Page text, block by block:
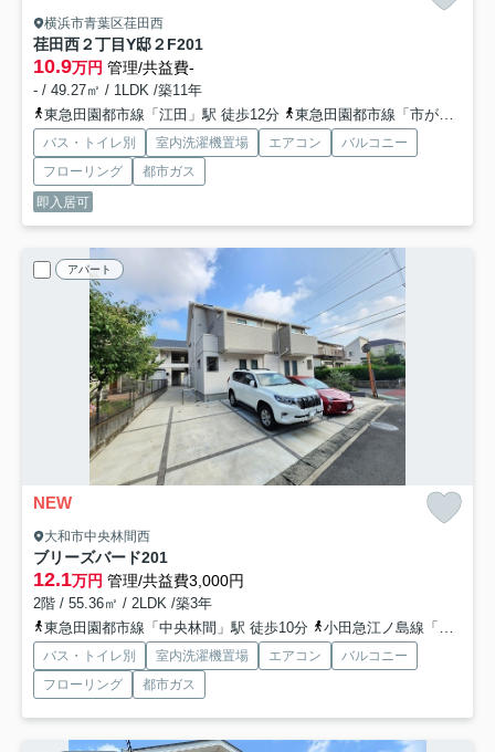
横浜市青葉区荏田西
荏田西２丁目Y邸２F201
10.9万円 管理/共益費-
- / 49.27㎡ / 1LDK /築11年
東急田園都市線「江田」駅 徒歩12分
東急田園都市線「市が尾」駅 徒歩18分
バス・トイレ別 室内洗濯機置場 エアコン
バルコニー
フローリング
都市ガス
即入居可
アパート
NEW
大和市中央林間西
ブリーズバード201
12.1万円 管理/共益費3,000円
2階 / 55.36㎡ / 2LDK /築3年
東急田園都市線「中央林間」駅 徒歩10分
小田急江ノ島線「中央林間」駅 徒歩10分
バス・トイレ別 室内洗濯機置場 エアコン
バルコニー
フローリング
都市ガス